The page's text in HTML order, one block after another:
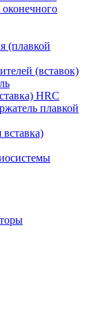
(плавкой
(вставок)
HRC
плавкой